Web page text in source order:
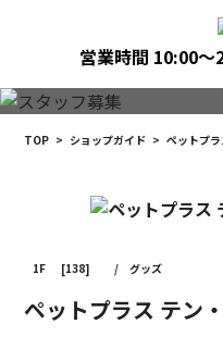
営業時間 10:00〜
TOP > ショップガイド > ペットプ
1F [138] / グッズ
ペットプラス テン